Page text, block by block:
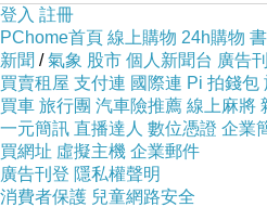
登入 註冊
PChome首頁 線上購物 24h購物
新聞 /氣象 股市 個人新聞台 廣告
買賣租屋 支付連 國際連 Pi 拍錢包
買車 旅行團 汽車險推薦 線上麻將
一元簡訊 直播達人 數位憑證 企業
買網址 虛擬主機 企業郵件
廣告刊登 隱私權聲明
消費者保護 兒童網路安全